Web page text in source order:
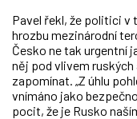
Pavel řekl, že politici
hrozbu mezinárodní
Česko ne tak urgentní
něj pod vlivem
zapomínat. „Z úhlu
vnímáno jako
pocit, že je Rusko